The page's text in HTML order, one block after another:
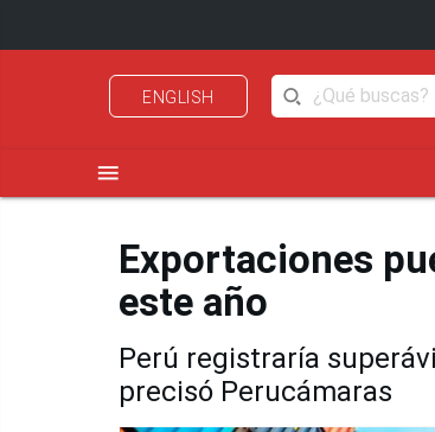
ENGLISH
menu
Exportaciones
este año
Perú registraría
precisó Perucámaras